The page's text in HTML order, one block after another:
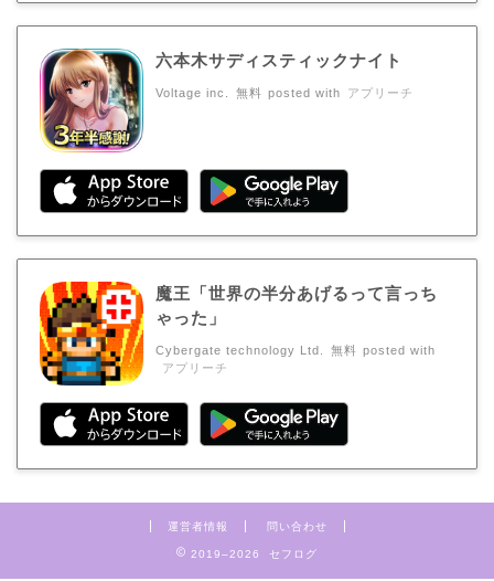
六本木サディスティックナイト
Voltage inc. 無料 posted with アプリーチ
魔王「世界の半分あげるって言っち
ゃった」
Cybergate technology Ltd. 無料 posted with
アプリーチ
運営者情報 問い合わせ
2019–2026 セフログ